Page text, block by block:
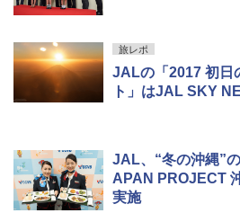
旅レポ
JALの「2017 初日
ト」はJAL SKY
JAL、“冬の沖縄”
APAN PROJECT
実施